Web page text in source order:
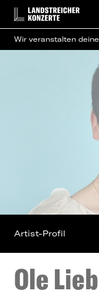
Wir veranstalten
Ole
Artist-Profil